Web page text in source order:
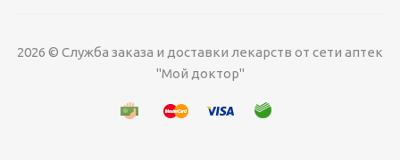
2026 © Служба заказа и доставки лекарств от сети аптек
"Мой доктор"